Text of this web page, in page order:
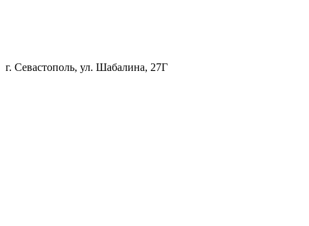
г. Севастополь, ул. Шабалина, 27Г